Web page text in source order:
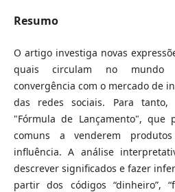
Resumo
O artigo investiga novas
quais circulam no mundo
convergência com o mercado de
das redes sociais. Para
"Fórmula de Lançamento", que
comuns a venderem
influência. A análise
descrever significados e fazer
partir dos códigos “dinheiro”,